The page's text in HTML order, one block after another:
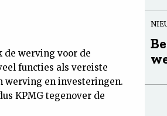
de werving voor de
functies als vereiste
werving en investeringen.
KPMG tegenover de